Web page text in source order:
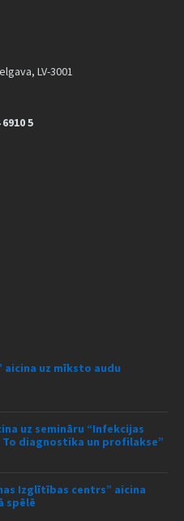
LV-3001
5
aicina uz mīksto audu
uz semināru “Infekcijas
diagnostika un profilakse”
Izglītības centrs” aicina
spēlē